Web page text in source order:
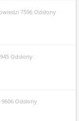
7596 Odsłony
Odsłony
Odsłony